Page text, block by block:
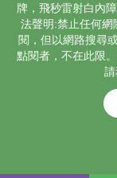
牌，飛秒雷射白內障
法聲明:禁止任何
閱，但以網路搜尋
點閱者，不在此限